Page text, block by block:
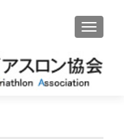
ナビゲ